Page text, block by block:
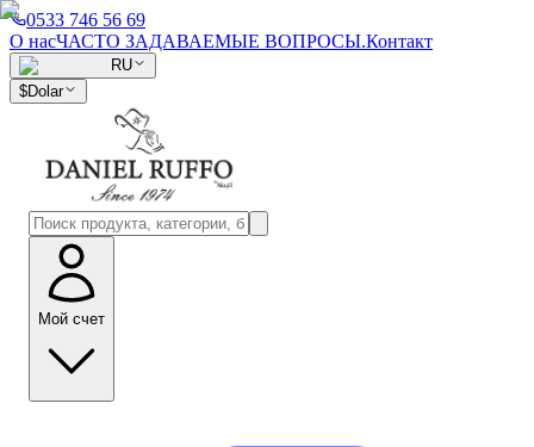
0533 746 56 69
О насЧАСТО ЗАДАВАЕМЫЕ ВОПРОСЫ.Контакт
RU
$Dolar
Мой счет